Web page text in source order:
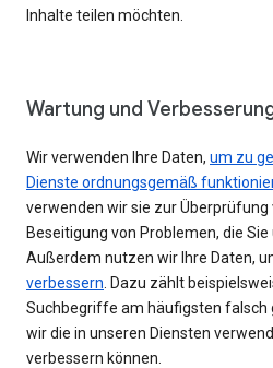
Inhalte teilen möchten.
Wartung und
Wir verwenden Ihre Daten, um zu
Dienste ordnungsgemäß
verwenden wir sie zur
Beseitigung von Problemen, die
Außerdem nutzen wir Ihre Daten,
verbessern . Dazu zählt
Suchbegriffe am häufigsten falsch
wir die in unseren Diensten
verbessern können.